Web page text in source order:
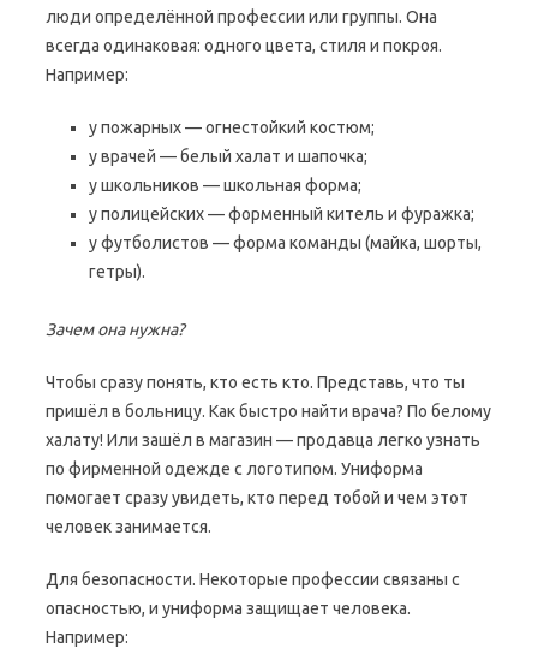
люди определённой профессии или группы. Она
всегда одинаковая: одного цвета, стиля и покроя.
Например:
у пожарных — огнестойкий костюм;
у врачей — белый халат и шапочка;
у школьников — школьная форма;
у полицейских — форменный китель и фуражка;
у футболистов — форма команды (майка, шорты,
гетры).
Зачем она нужна?
Чтобы сразу понять, кто есть кто. Представь, что ты
пришёл в больницу. Как быстро найти врача? По белому
халату! Или зашёл в магазин — продавца легко узнать
по фирменной одежде с логотипом. Униформа
помогает сразу увидеть, кто перед тобой и чем этот
человек занимается.
Для безопасности. Некоторые профессии связаны с
опасностью, и униформа защищает человека.
Например: